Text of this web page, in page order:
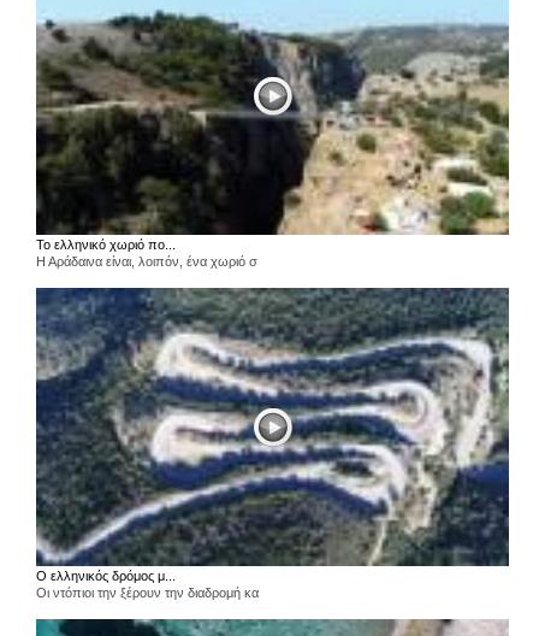
Το ελληνικό χωριό πο...
Η Αράδαινα είναι, λοιπόν, ένα χωριό σ
Ο ελληνικός δρόμος μ...
Οι ντόπιοι την ξέρουν την διαδρομή κα